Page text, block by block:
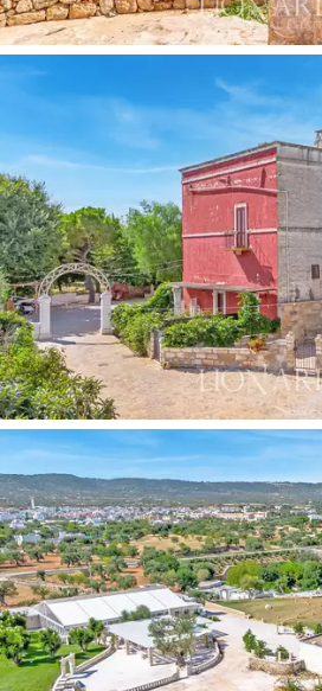
W gospodarstwie znajdują się
łącznej pojemności 70 miejsc w
zamkniętych i 150 miejsc na
Wewnętrzny salon to imponująca
mogąca pomieścić do 200 gości,
otwartą kuchnią i wiecznie
które zapewnia wciągające
Zabytkowy kościół z XVIII wieku,
wzniesieniu na terenie folwarku i
ogrodem różanym, jest idealnym
organizacji uroczystości
charakteru. Na terenie obiektu
centrum urody, basen znajdujący
przestronna piwnica z winami.
Ogród na dachu z zabytkową
miejsce, które przeniesie Cię w
kuchnią i obszarem chronionym
tego ogrodu są fascynujące
przekształcone w pokoje lub
nawet salon z rumem.Widok